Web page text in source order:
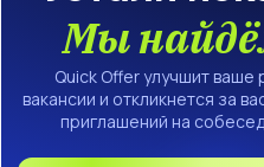
Мы
Quick Offer улучшит
вакансии и откликнется за
приглашений на